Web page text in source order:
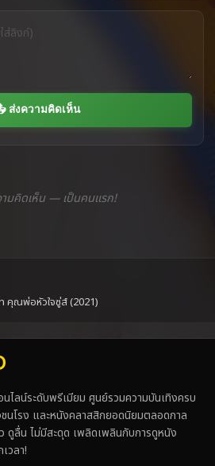
ส่งความคิดเห็น
ามคิดเห็น — เป็นคนแรก!
คุณพ่อหัวใจซู่ส์ (2021)
ลน์ระดับพรีเมียม ศูนย์รวมความบันเทิงครบ
นโรง และหนังคลาสสิกยอดนิยมตลอดกาล
ดูลื่น ไม่มีสะดุด เพลิดเพลินกับการดูหนัง
วลา!